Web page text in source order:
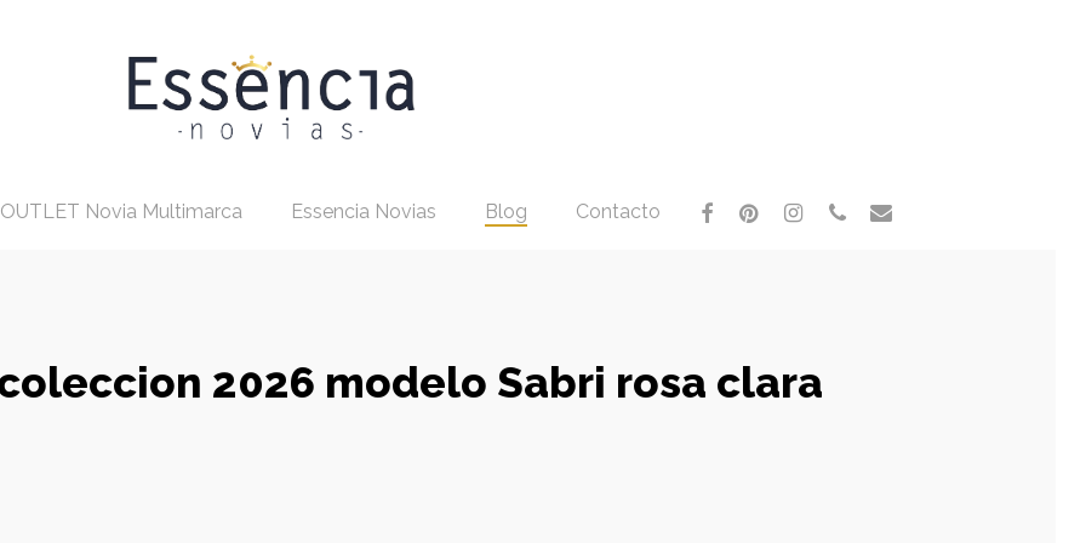
OUTLET Novia Multimarca Essencia Novias Blog Contacto facebookpinterestinstagramphoneemail
2026 modelo Sabri rosa clara